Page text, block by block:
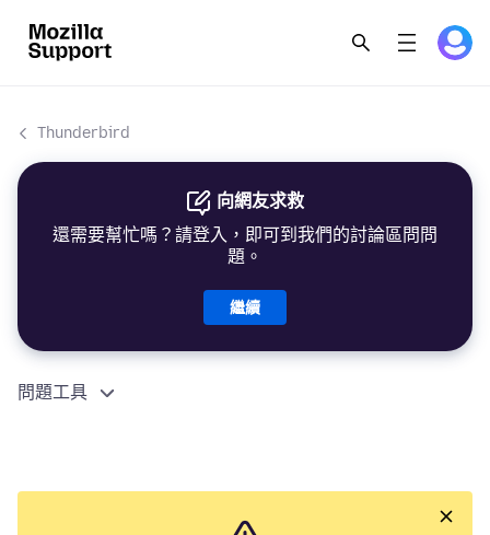
Thunderbird
向網友求救
還需要幫忙嗎？請登入，即可到我們的討論區問問
題。
繼續
問題工具